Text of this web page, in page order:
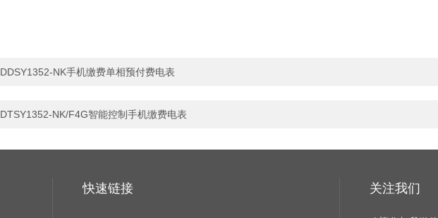
DDSY1352-NK手机缴费单相预付费电表
DTSY1352-NK/F4G智能控制手机缴费电表
快速链接 关注我们